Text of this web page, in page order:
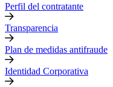
Perfil del contratante
Transparencia
Plan de medidas antifraude
Identidad Corporativa